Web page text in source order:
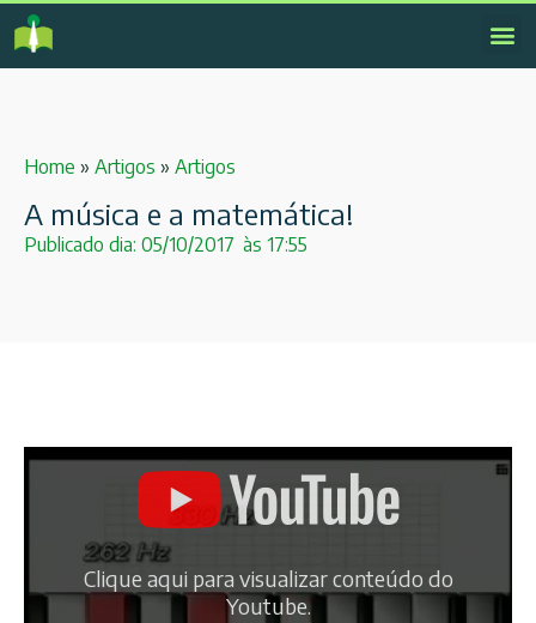
Home » Artigos » Artigos
A música e a matemática!
Publicado dia: 05/10/2017 às 17:55
Clique aqui para visualizar conteúdo do
Youtube.